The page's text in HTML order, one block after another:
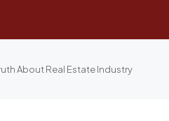
About Real Estate Industry